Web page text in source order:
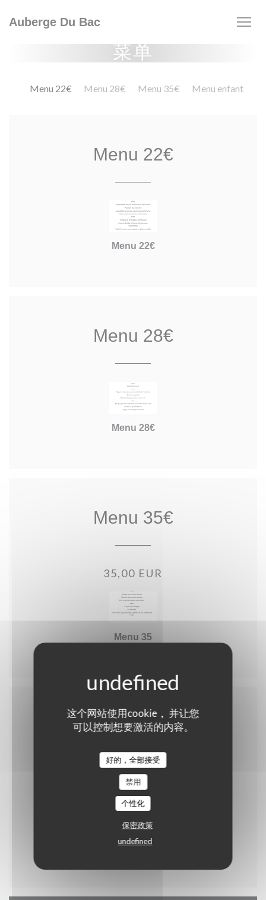
这个网站使用cookie， 并让您
可以控制想要激活的内容。
好的，全部接受
禁用
个性化
保密政策
undefined
Auberge Du Bac
菜单
Menu 22€ Menu 28€ Menu 35€ Menu enfant
Menu 22€
Menu 22€
Menu 28€
Menu 28€
Menu 35€
35,00 EUR
Menu 35
Menu enfant
10,00 EUR
Menu enfant